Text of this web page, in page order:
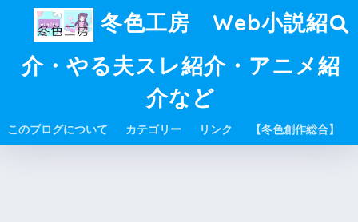
冬色工房 Web小説紹
介・やる夫スレ紹介・アニメ紹
介など
このブログについて カテゴリー リンク 【冬色創作総合】